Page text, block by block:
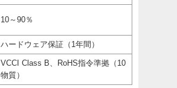
10～90％
ハードウェア保証（1年間）
VCCI Class B、RoHS指令準拠（10
物質）